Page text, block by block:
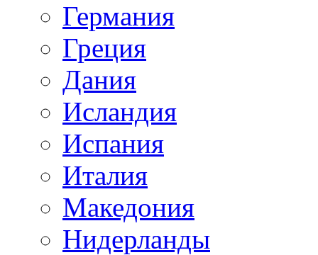
Германия
Греция
Дания
Исландия
Испания
Италия
Македония
Нидерланды